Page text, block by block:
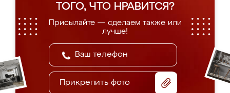
ТОГО, ЧТО НРАВИТСЯ?
Присылайте — сделаем также или
лучше!
Прикрепить фото